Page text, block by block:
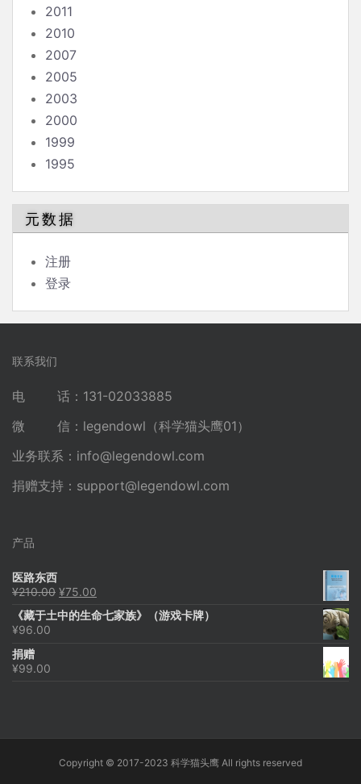
2011
2010
2007
2005
2003
2000
1999
1995
元数据
注册
登录
联系我们
电 话：131-02033885
微 信：legendowl（科学猫头鹰01）
业务联系： info@legendowl.com
捐赠支持： support@legendowl.com
产品
医路东西
¥210.00 原
为：
¥75.00
价
《藏于土中的生命七家族》（游戏卡牌）
¥96.00
捐赠
¥99.00
Copyright © 2017-2023 科学猫头鹰 All rights reserved